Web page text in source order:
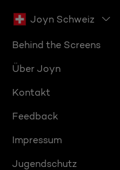
Joyn Schweiz
Behind the Screens
Über Joyn
Kontakt
Feedback
Impressum
Jugendschutz